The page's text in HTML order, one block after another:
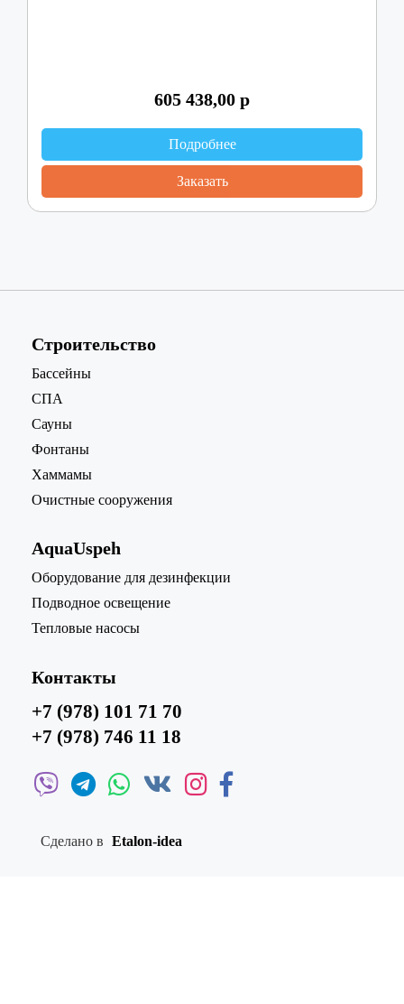
605 438,00 р
Подробнее
Заказать
Строительство
Бассейны
СПА
Сауны
Фонтаны
Хаммамы
Очистные сооружения
AquaUspeh
Oборудование для дезинфекции
Подводное освещение
Тепловые насосы
Контакты
+7 (978) 101 71 70
+7 (978) 746 11 18
Сделано в Etalon-idea